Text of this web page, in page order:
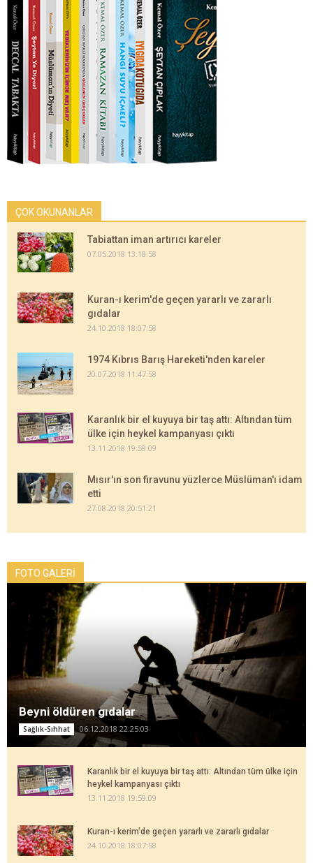
ÇOK OKUNANLAR
Tabiattan iman artırıcı kareler
07.05.2018 13:18:58
Kuran-ı kerim'de geçen yararlı ve zararlı
gıdalar
24.10.2018 18:07:58
1974 Kıbrıs Barış Hareketi'nden kareler
20.07.2018 11:47:58
Karanlık bir el kuyuya bir taş attı: Altından tüm
ülke için heykel kampanyası çıktı
13.11.2018 19:59:09
Mısır'ın son firavunu yüzlerce Müslüman'ı idam
etti
27.08.2018 20:51:21
FOTO GALERİ
Beyni öldüren gıdalar
Sağlık-Sıhhat 06.12.2018 22:25:03
Karanlık bir el kuyuya bir taş attı: Altından tüm ülke için
heykel kampanyası çıktı
13.11.2018 19:59:09
Kuran-ı kerim'de geçen yararlı ve zararlı gıdalar
24.10.2018 18:07:58